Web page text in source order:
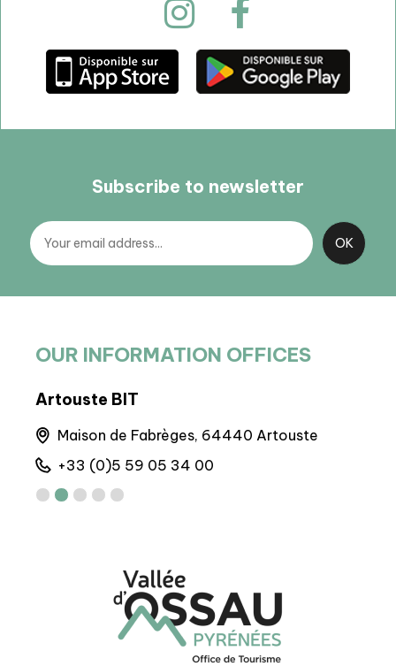
Subscribe to newsletter
OUR INFORMATION OFFICES
Artouste BIT
Maison de Fabrèges, 64440 Artouste
+33 (0)5 59 05 34 00